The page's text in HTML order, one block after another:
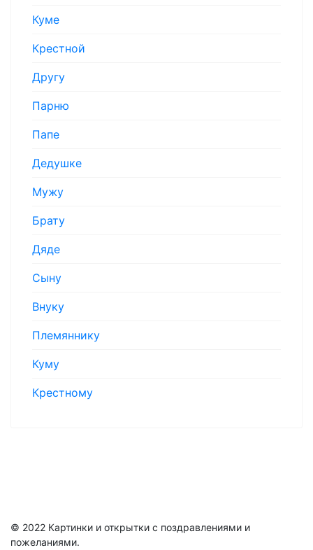
Куме
Крестной
Другу
Парню
Папе
Дедушке
Мужу
Брату
Дяде
Сыну
Внуку
Племяннику
Куму
Крестному
© 2022 Картинки и открытки с поздравлениями и
пожеланиями.